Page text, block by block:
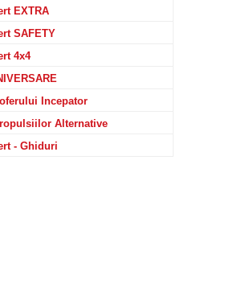
EXTRA
SAFETY
4x4
Incepator
Alternative
- Ghiduri